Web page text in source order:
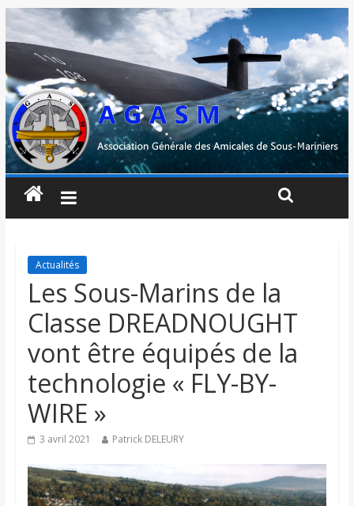
Actualités
Les Sous-Marins de la
Classe DREADNOUGHT
vont être équipés de la
technologie « FLY-BY-
WIRE »
3 avril 2021 Patrick DELEURY